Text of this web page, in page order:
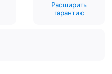
Расширить
гарантию